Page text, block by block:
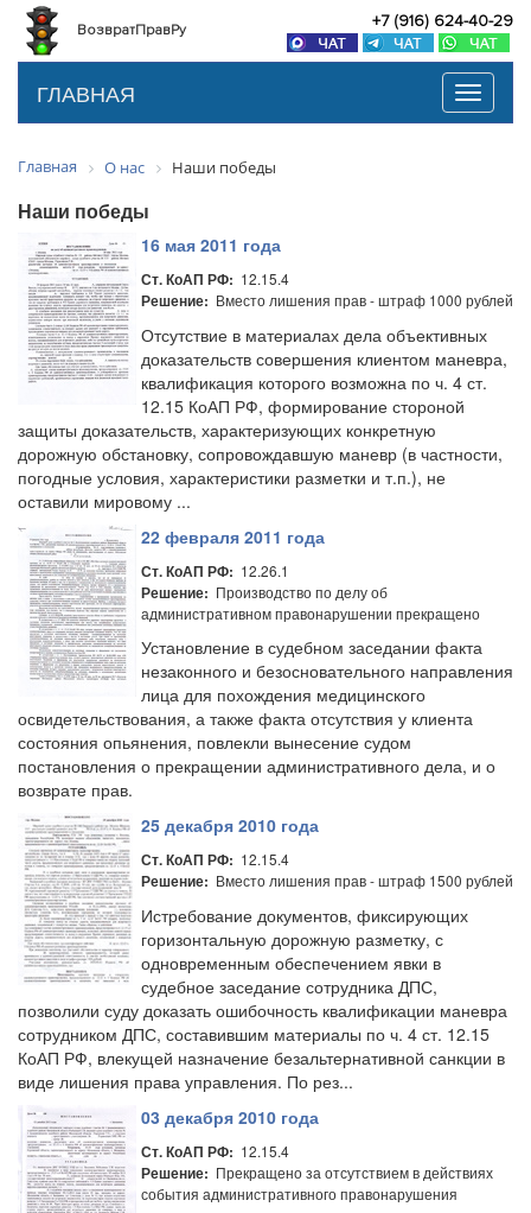
ВозвратПравРу +7 (916) 624-40-29
Toggle
ГЛАВНАЯ
Главная О нас Наши победы
Наши победы
16 мая 2011 года
Ст. КоАП РФ: 12.15.4
Решение: Вместо лишения прав - штраф 1000 рублей
Отсутствие в материалах дела объективных
доказательств совершения клиентом маневра,
квалификация которого возможна по ч. 4 ст.
12.15 КоАП РФ, формирование стороной
защиты доказательств, характеризующих конкретную
дорожную обстановку, сопровождавшую маневр (в частности,
погодные условия, характеристики разметки и т.п.), не
оставили мировому ...
22 февраля 2011 года
Ст. КоАП РФ: 12.26.1
Решение: Производство по делу об
административном правонарушении прекращено
Установление в судебном заседании факта
незаконного и безосновательного направления
лица для похождения медицинского
освидетельствования, а также факта отсутствия у клиента
состояния опьянения, повлекли вынесение судом
постановления о прекращении административного дела, и о
возврате прав.
25 декабря 2010 года
Ст. КоАП РФ: 12.15.4
Решение: Вместо лишения прав - штраф 1500 рублей
Истребование документов, фиксирующих
горизонтальную дорожную разметку, с
одновременным обеспечением явки в
судебное заседание сотрудника ДПС,
позволили суду доказать ошибочность квалификации маневра
сотрудником ДПС, составившим материалы по ч. 4 ст. 12.15
КоАП РФ, влекущей назначение безальтернативной санкции в
виде лишения права управления. По рез...
03 декабря 2010 года
Ст. КоАП РФ: 12.15.4
Решение: Прекращено за отсутствием в действиях
события административного правонарушения